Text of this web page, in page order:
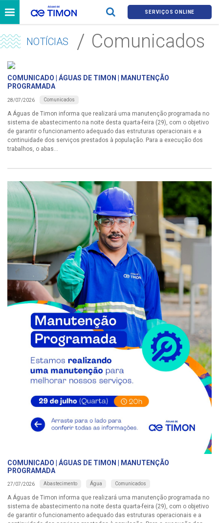
SERVIÇOS ONLINE
NOTÍCIAS Comunicados
COMUNICADO | ÁGUAS DE TIMON | MANUTENÇÃO
PROGRAMADA
28/07/2026 Comunicados
A Águas de Timon informa que realizará uma manutenção programada no
sistema de abastecimento na noite desta quarta-feira (29), com o objetivo
de garantir o funcionamento adequado das estruturas operacionais e a
continuidade dos serviços prestados à população. Para a execução dos
trabalhos, o abas...
COMUNICADO | ÁGUAS DE TIMON | MANUTENÇÃO
PROGRAMADA
27/07/2026 Abastecimento Água Comunicados
A Águas de Timon informa que realizará uma manutenção programada no
sistema de abastecimento na noite desta quarta-feira (29), com o objetivo
de garantir o funcionamento adequado das estruturas operacionais e a